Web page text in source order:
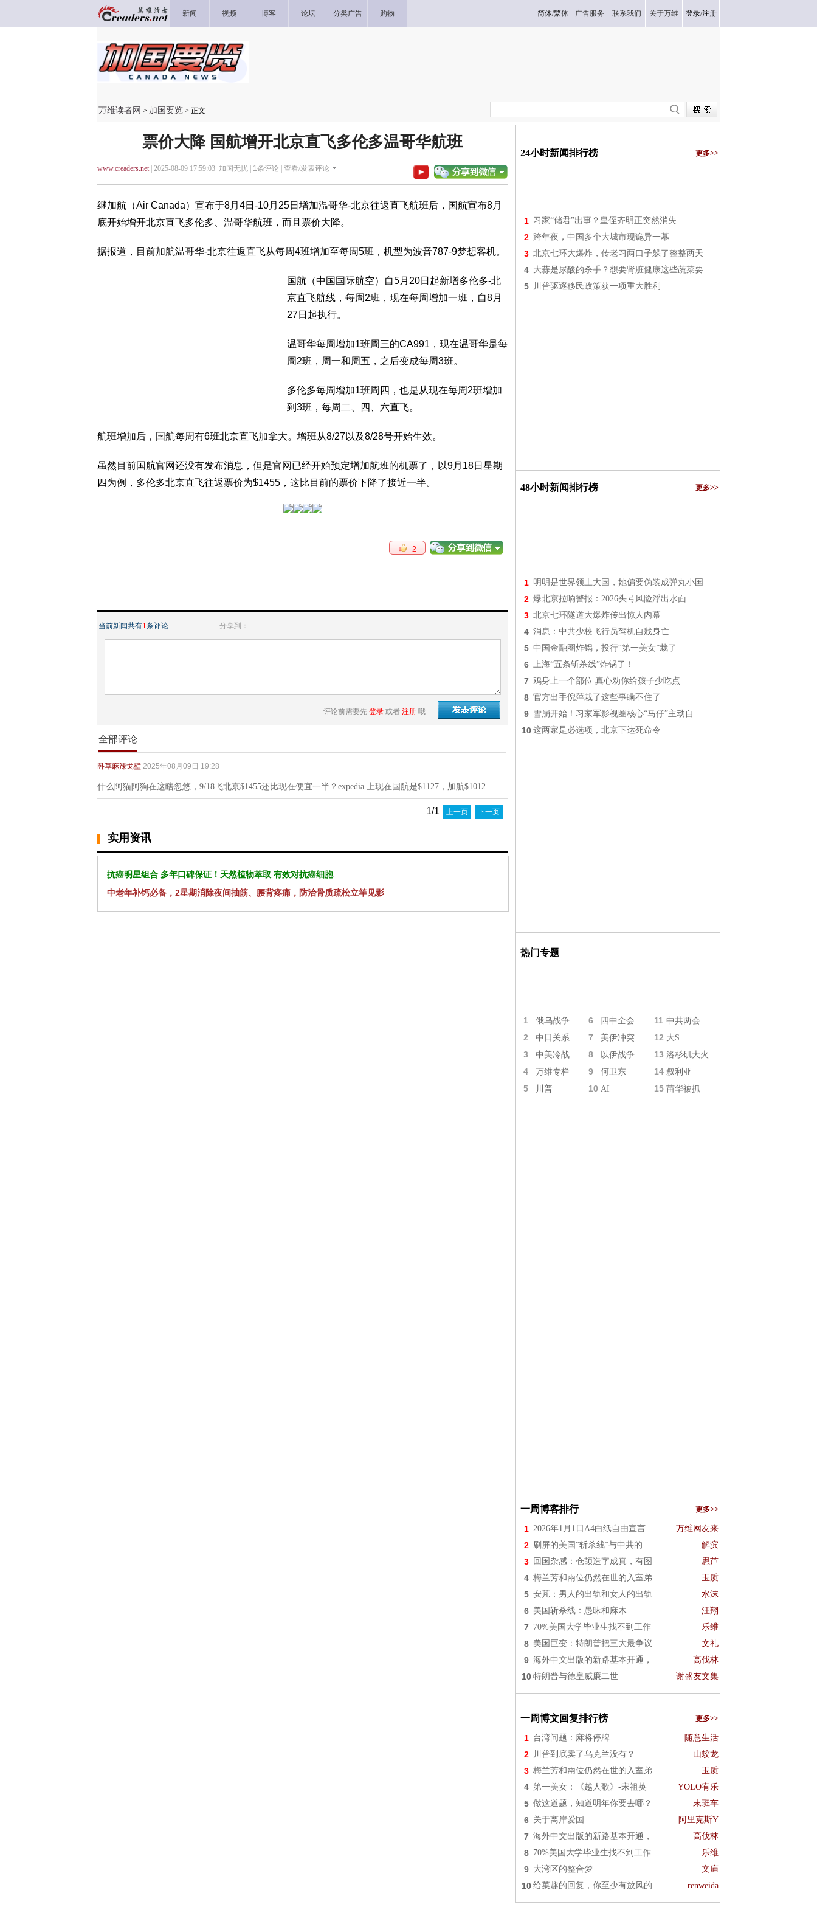
新闻 视频 博客 论坛 分类广告 购物 简体/繁体 广告服务 联系我们 关于万维 登录/注册
万维读者网 > 加国要览 > 正文
票价大降 国航增开北京直飞多伦多温哥华航班
www.creaders.net| 2025-08-09 17:59:03 加国无忧 | 1条评论 | 查看/发表评论
继加航（Air Canada）宣布于8月4日-10月25日增加温哥华-北京往返直飞航班后，国航宣布8月
底开始增开北京直飞多伦多、温哥华航班，而且票价大降。
据报道，目前加航温哥华-北京往返直飞从每周4班增加至每周5班，机型为波音787-9梦想客机。
国航（中国国际航空）自5月20日起新增多伦多-北
京直飞航线，每周2班，现在每周增加一班，自8月
27日起执行。
温哥华每周增加1班周三的CA991，现在温哥华是每
周2班，周一和周五，之后变成每周3班。
多伦多每周增加1班周四，也是从现在每周2班增加
到3班，每周二、四、六直飞。
航班增加后，国航每周有6班北京直飞加拿大。增班从8/27以及8/28号开始生效。
虽然目前国航官网还没有发布消息，但是官网已经开始预定增加航班的机票了，以9月18日星期
四为例，多伦多北京直飞往返票价为$1455，这比目前的票价下降了接近一半。
2
当前新闻共有1条评论 分享到：
评论前需要先 登录 或者 注册 哦
全部评论
卧草麻辣戈壁 2025年08月09日 19:28
什么阿猫阿狗在这瞎忽悠，9/18飞北京$1455还比现在便宜一半？expedia 上现在国航是$1127，加航$1012
1/1 上一页 下一页
实用资讯
抗癌明星组合 多年口碑保证！天然植物萃取 有效对抗癌细胞
中老年补钙必备，2星期消除夜间抽筋、腰背疼痛，防治骨质疏松立竿见影
24小时新闻排行榜 更多>>
1 习家“储君”出事？皇侄齐明正突然消失
2 跨年夜，中国多个大城市现诡异一幕
3 北京七环大爆炸，传老习两口子躲了整整两天
4 大蒜是尿酸的杀手？想要肾脏健康这些蔬菜要
5 川普驱逐移民政策获一项重大胜利
48小时新闻排行榜 更多>>
1 明明是世界领土大国，她偏要伪装成弹丸小国
2 爆北京拉响警报：2026头号风险浮出水面
3 北京七环隧道大爆炸传出惊人内幕
4 消息：中共少校飞行员驾机自戕身亡
5 中国金融圈炸锅，投行“第一美女”栽了
6 上海“五条斩杀线”炸锅了！
7 鸡身上一个部位 真心劝你给孩子少吃点
8 官方出手倪萍栽了这些事瞒不住了
9 雪崩开始！习家军影视圈核心“马仔”主动自
10 这两家是必选项，北京下达死命令
热门专题
1 俄乌战争 6 四中全会 11 中共两会
2 中日关系 7 美伊冲突 12 大S
3 中美冷战 8 以伊战争 13 洛杉矶大火
4 万维专栏 9 何卫东 14 叙利亚
5 川普 10 AI 15 苗华被抓
一周博客排行 更多>>
1 2026年1月1日A4白纸自由宣言 万维网友来
2 刷屏的美国“斩杀线”与中共的 解滨
3 回国杂感：仓颉造字成真，有图 思芦
4 梅兰芳和兩位仍然在世的入室弟 玉质
5 安芃：男人的出轨和女人的出轨 水沫
6 美国斩杀线：愚昧和麻木 汪翔
7 70%美国大学毕业生找不到工作 乐维
8 美国巨变：特朗普把三大最争议 文礼
9 海外中文出版的新路基本开通， 高伐林
10 特朗普与德皇威廉二世 谢盛友文集
一周博文回复排行榜 更多>>
1 台湾问题：麻将停牌 随意生活
2 川普到底卖了乌克兰没有？ 山蛟龙
3 梅兰芳和兩位仍然在世的入室弟 玉质
4 第一美女：《越人歌》-宋祖英 YOLO宥乐
5 做这道题，知道明年你要去哪？ 末班车
6 关于离岸爱国 阿里克斯Y
7 海外中文出版的新路基本开通， 高伐林
8 70%美国大学毕业生找不到工作 乐维
9 大湾区的整合梦 文庙
10 给菓趣的回复，你至少有放风的 renweida